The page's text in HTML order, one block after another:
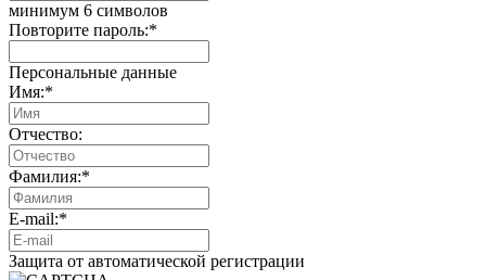
минимум 6 символов
Повторите пароль:*
Персональные данные
Имя:*
Отчество:
Фамилия:*
E-mail:*
Защита от автоматической регистрации